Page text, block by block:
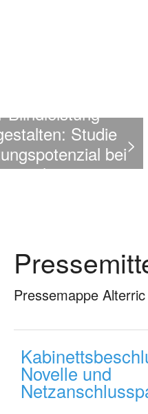
warnt vor
Pressemappe
Novelle und